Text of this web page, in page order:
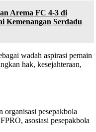
Arema FC 4-3 di
Kemenangan Serdadu
wadah aspirasi pemain
hak, kesejahteraan,
organisasi pesepakbola
asosiasi pesepakbola